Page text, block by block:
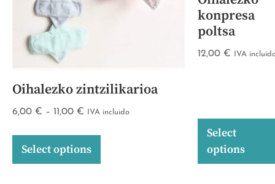
Oihalezko zintzilikarioa
6,00 € – 11,00 € IVA incluido
Select options
konpresa
poltsa
12,00 € IVA
Select
options